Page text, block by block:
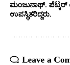
ಮಂಜುನಾಥ್.
ಉಪಸ್ಥಿತರಿದ್ದರು.
Leave a